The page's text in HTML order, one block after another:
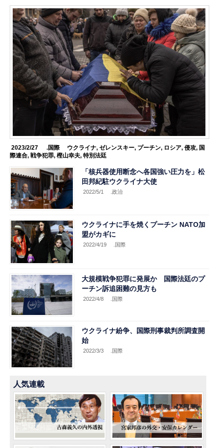
2023/2/27 .国際 ウクライナ, ゼレンスキー, プーチン, ロシア, 侵攻, 国
際連合,戦争犯罪,樫山幸夫,特別法廷
「核兵器使用断念へ各国強い圧力を」松
田邦紀駐ウクライナ大使
2022/5/1 .政治
ウクライナに手を焼くプーチン NATO加
盟がカギに
2022/4/19 .国際
大規模戦争犯罪に発展か 国際法廷のプ
ーチン訴追困難の見方も
2022/4/8 .国際
ウクライナ紛争、国際刑事裁判所調査開
始
2022/3/3 .国際
人気連載